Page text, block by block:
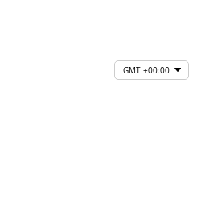
GMT +00:00